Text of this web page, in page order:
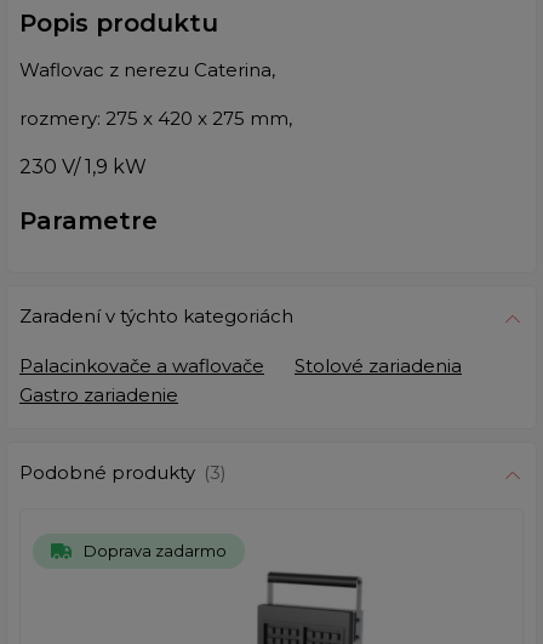
Popis produktu
Waflovac z nerezu Caterina,
rozmery: 275 x 420 x 275 mm,
230 V/ 1,9 kW
Parametre
Zaradení v týchto kategoriách
Palacinkovače a waflovače
Stolové zariadenia
Gastro zariadenie
Podobné produkty (3)
Doprava zadarmo